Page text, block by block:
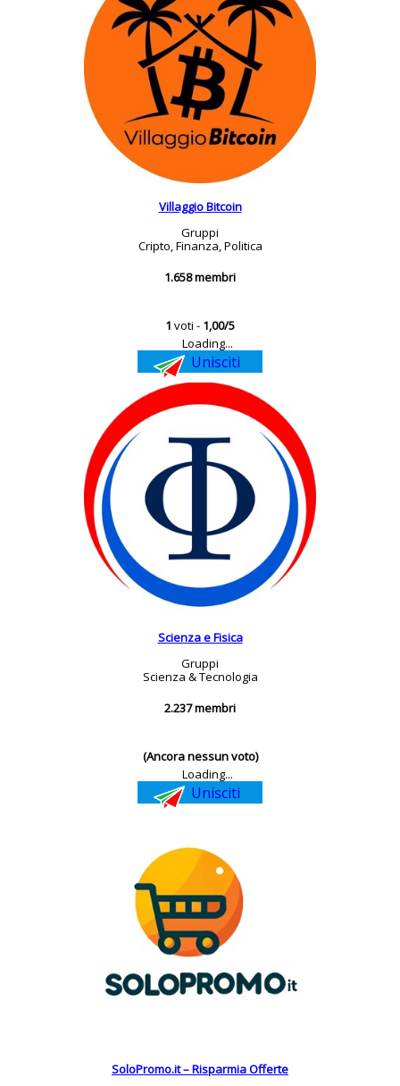
Villaggio Bitcoin
Gruppi
Cripto, Finanza, Politica
1.658 membri
1 voti - 1,00/5
Loading...
Unisciti
Scienza e Fisica
Gruppi
Scienza & Tecnologia
2.237 membri
(Ancora nessun voto)
Loading...
Unisciti
SoloPromo.it – Risparmia Offerte